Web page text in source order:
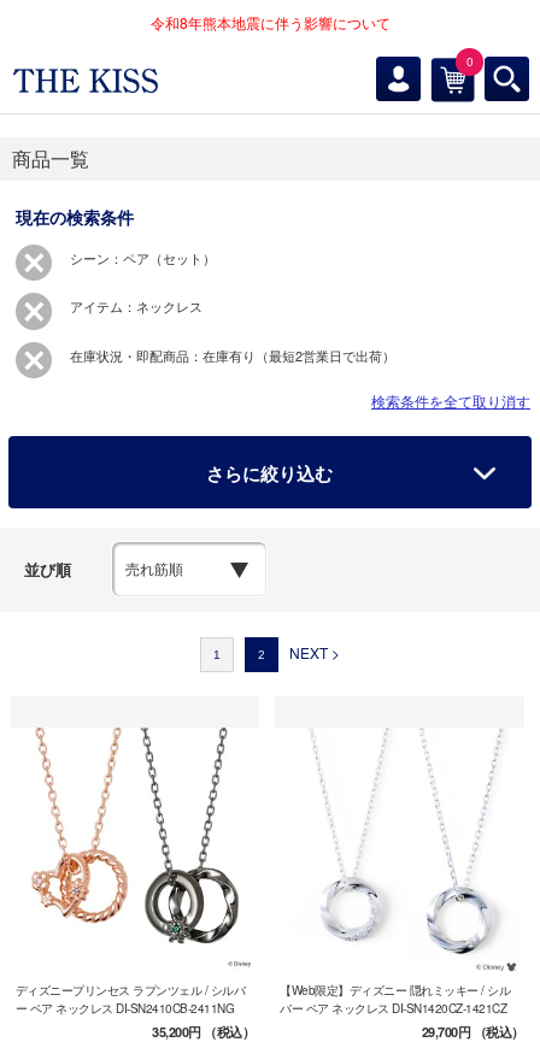
令和8年熊本地震に伴う影響について
0
商品一覧
現在の検索条件
シーン：ペア（セット）
アイテム：ネックレス
在庫状況・即配商品：在庫有り（最短2営業日で出荷）
検索条件を全て取り消す
さらに絞り込む
並び順
1 2 NEXT >
ディズニープリンセス ラプンツェル / シルバ
ー ペア ネックレス DI-SN2410CB-2411NG
35,200円（税込）
【Web限定】ディズニー 隠れミッキー / シル
バー ペア ネックレス DI-SN1420CZ-1421CZ
29,700円（税込）